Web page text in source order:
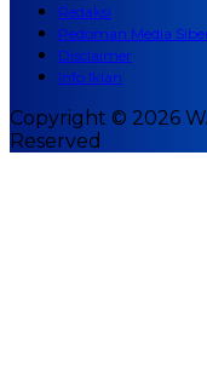
Redaksi
Pedoman Media
Disclaimer
Info Iklan
Copyright © 2026
Reserved